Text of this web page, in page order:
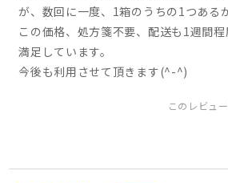
が、数回に一度、1箱のうちの1つある
この価格、処方箋不要、配送も1週間
満足しています。
今後も利用させて頂きます(^-^)
このレビュ